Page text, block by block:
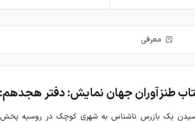
معرفی
طنزآوران جهان نمایش: دفتر
یک بازرس ناشناس به شهری کوچک در روسیه پخش